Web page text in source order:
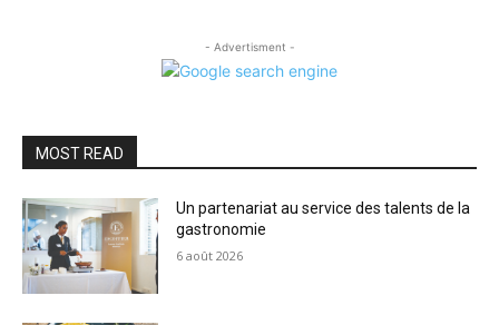
- Advertisment -
MOST READ
Un partenariat au service des talents de la
gastronomie
6 août 2026